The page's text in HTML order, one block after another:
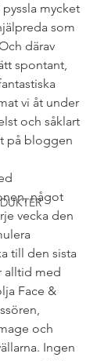
mycket
som
därav
spontant,
vi åt under
och såklart
på bloggen
något
vecka den
till den sista
alltid med
Face &
och
Ingen